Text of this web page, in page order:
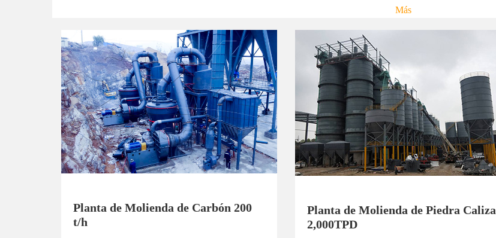
Más
Planta de Molienda de Carbón 200
t/h
Planta de Molienda de Piedra Caliza
2,000TPD